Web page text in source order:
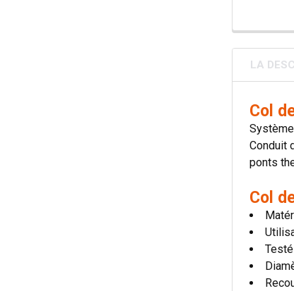
LA
Col
Conduit
ponts
Col